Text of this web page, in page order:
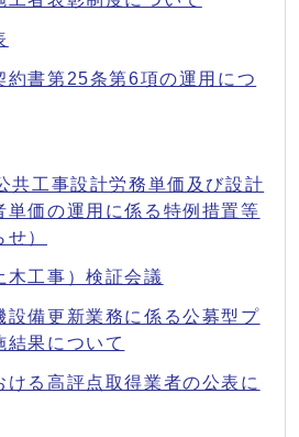
約書第25条第6項の運用につ
共工事設計労務単価及び設計
単価の運用に係る特例措置等
）
木工事）検証会議
設備更新業務に係る公募型プ
結果について
ける高評点取得業者の公表に